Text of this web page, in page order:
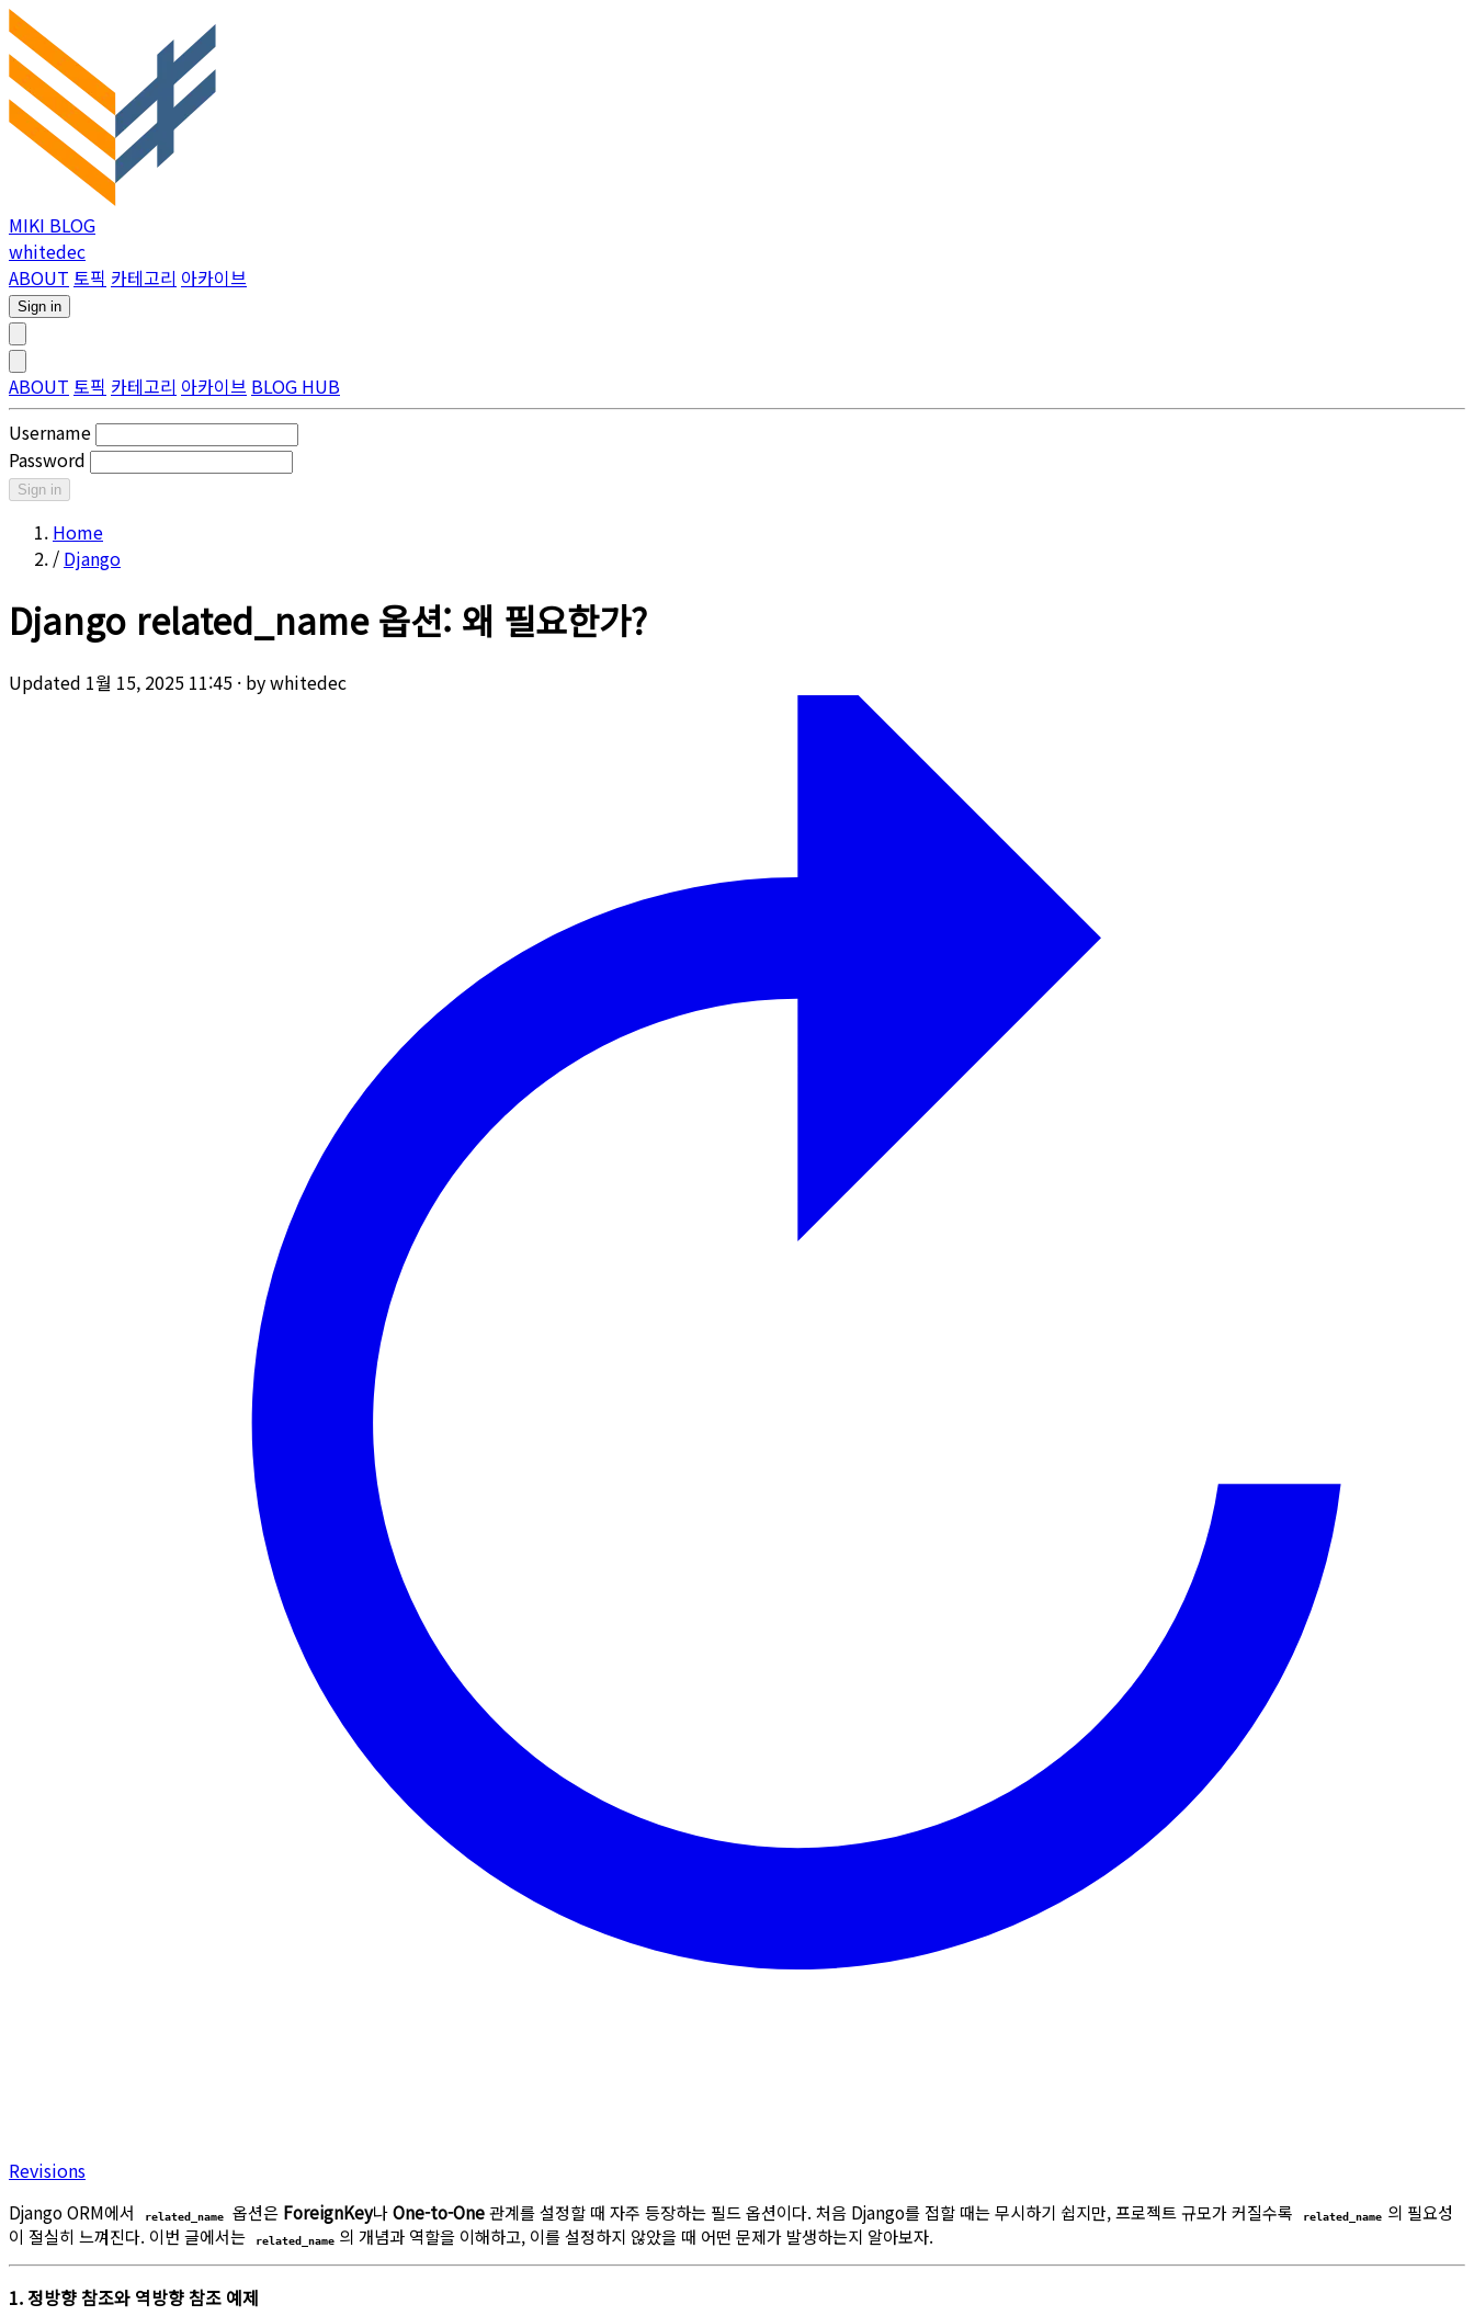
MIKI BLOG
whitedec
ABOUT 토픽 카테고리 아카이브
Sign in
ABOUT 토픽 카테고리 아카이브 BLOG HUB
Username
Password
Sign in
Home
/ Django
Django related_name 옵션: 왜 필요한가?
Updated 1월 15, 2025 11:45 · by whitedec
Revisions
Django ORM에서 related_name 옵션은 ForeignKey나One-to-One관계를 설정할 때 자주 등장하는 필드 옵션이다. 처음 Django를 접할 때는 무시하기 쉽지만, 프로젝트 규모가 커질수록 related_name 의 필요성
이 절실히 느껴진다. 이번 글에서는
related_name 의 개념과 역할을 이해하고, 이를 설정하지 않았을 때 어떤 문제가 발생하는지 알아보자.
1. 정방향 참조와 역방향 참조 예제